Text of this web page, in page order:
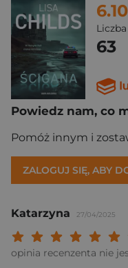
6.10
63
Powiedz nam, co
Pomóż innym i
ZALOGUJ SIĘ, ABY
Katarzyna 27/04/2025
Twoja
Twoja
Twoja ocena:
Twoja ocena:
Twoja ocena:
opinia recenzenta nie